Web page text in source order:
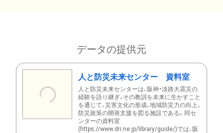
データの提供元
人と防災未来センター 資料室
人と防災未来センターは、阪神・淡路大震災の
経験を語り継ぎ、その教訓を未来に生かすこと
を通じて、災害文化の形成、地域防災力の向上、
防災政策の開発支援を図る施設である。同セ
ンターの資料室
(https://www.dri.ne.jp/library/guide/)では、阪